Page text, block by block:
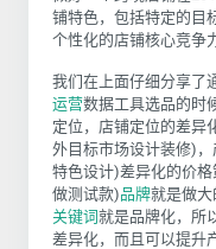
铺特色，包括特定的目
个性化的店铺核心竞争
我们在上面仔细分享了
运营数据工具选品的时
定位，店铺定位的差异
外目标市场设计装修)，
特色设计)差异化的价
做测试款)品牌就是做
关键词就是品牌化，所
差异化，而且可以提升